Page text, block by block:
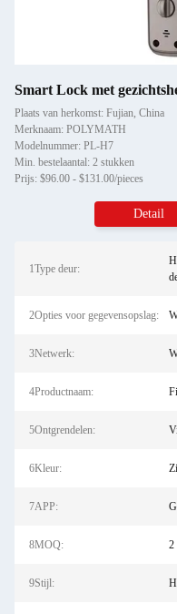
Smart Lock met
Plaats van herkomst: Fujian, China
Merknaam: POLYMATH
Modelnummer: PL-H7
Min. bestelaantal: 2 stukken
Prijs: $96.00 - $131.00/pieces
Detail
1Type deur:
2Opties voor gegevensopslag:
3Netwerk:
4Productnaam:
5Ontgrendelen:
6Kleur:
7APP:
8MOQ: 2
9Stijl: